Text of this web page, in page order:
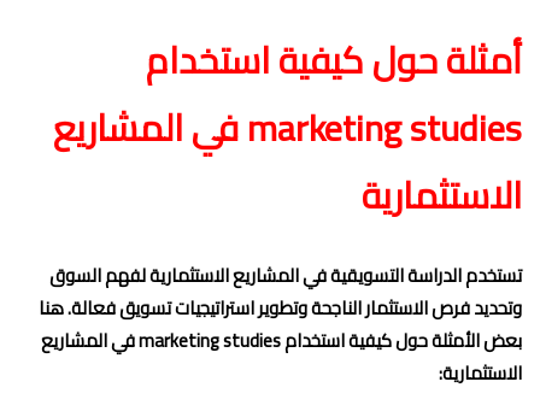
أمثلة حول كيفية استخدام
marketing studies في المشاريع
الاستثمارية
تستخدم الدراسة التسويقية في المشاريع الاستثمارية لفهم السوق
وتحديد فرص الاستثمار الناجحة وتطوير استراتيجيات تسويق فعالة. هنا
بعض الأمثلة حول كيفية استخدام marketing studies في المشاريع
الاستثمارية: